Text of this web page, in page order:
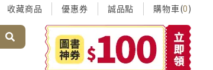
收藏商品 優惠券 誠品點 購物車(0)